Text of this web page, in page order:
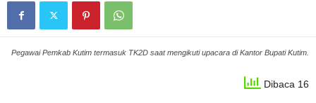
Pegawai Pemkab Kutim termasuk TK2D saat mengikuti upacara di Kantor Bupati Kutim.
Dibaca 16